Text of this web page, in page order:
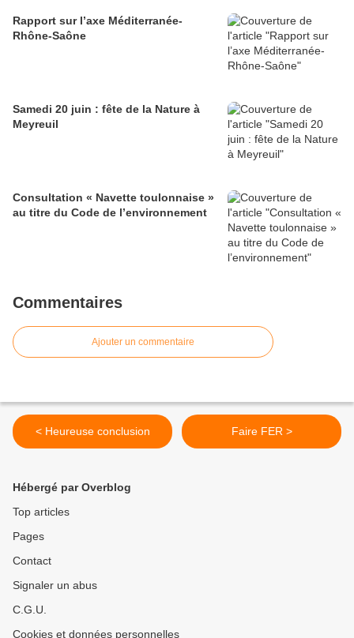
Rapport sur l’axe Méditerranée-
Rhône-Saône
Samedi 20 juin : fête de la Nature à
Meyreuil
Consultation « Navette toulonnaise »
au titre du Code de l’environnement
Commentaires
Ajouter un commentaire
< Heureuse conclusion Faire FER >
Hébergé par Overblog
Top articles
Pages
Contact
Signaler un abus
C.G.U.
Cookies et données personnelles